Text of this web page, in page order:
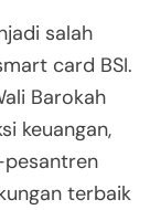
salah
card BSI.
Barokah
keuangan,
terbaik